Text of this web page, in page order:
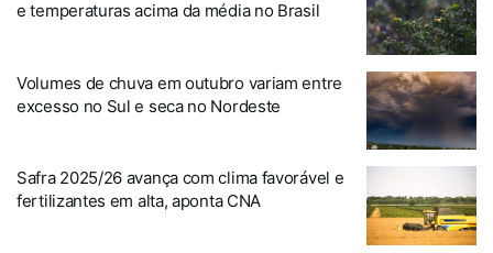
e temperaturas acima da média no Brasil
Volumes de chuva em outubro variam entre
excesso no Sul e seca no Nordeste
Safra 2025/26 avança com clima favorável e
fertilizantes em alta, aponta CNA